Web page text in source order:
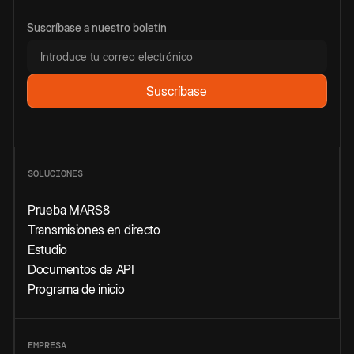
Suscríbase a nuestro boletín
SOLUCIONES
Prueba MARS8
Transmisiones en directo
Estudio
Documentos de API
Programa de inicio
EMPRESA